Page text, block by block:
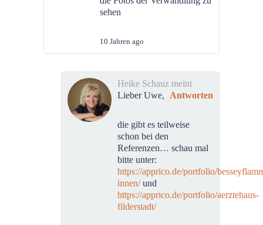
sehen
10 Jahren ago
Heike Schauz meint
Antworten
Lieber Uwe,
die gibt es teilweise
schon bei den
Referenzen… schau mal
bitte unter:
https://apprico.de/portfolio/
innen/und
https://apprico.de/portfolio/aerztehaus-
filderstadt/